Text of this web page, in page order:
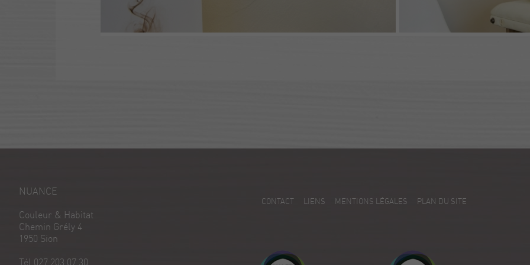
CONTACT LIENS MENTIONS LÉGALES PLAN DU SITE
NUANCE
Couleur & Habitat
Chemin Grély 4
1950 Sion
Tél 027 203 07 30